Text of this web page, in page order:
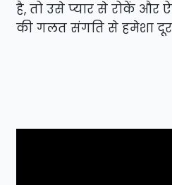
है, तो उसे प्यार से रोकें और
की गलत संगति से हमेशा दूर